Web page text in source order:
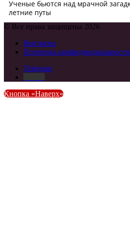
© Все права защищены 2026
Контакты
Политика конфиденциальности
Telegram
Кнопка «Наверх»